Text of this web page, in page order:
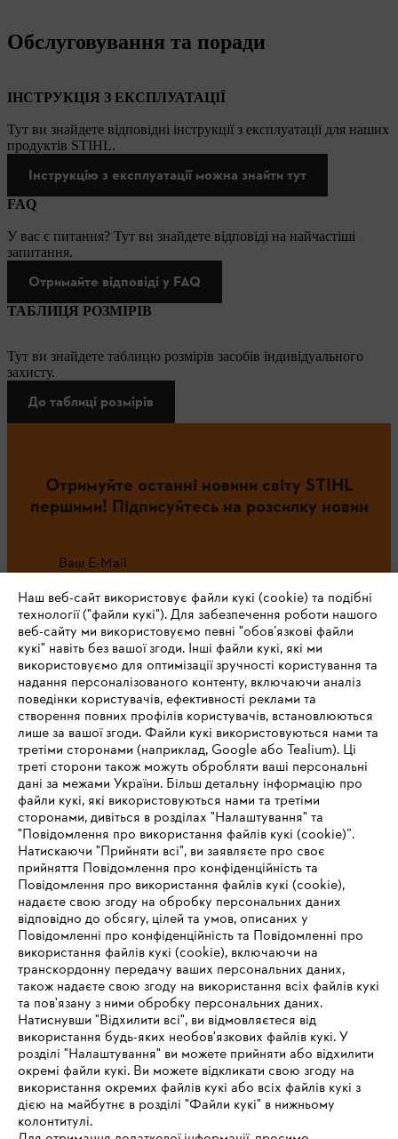
Обслуговування та поради
ІНСТРУКЦІЯ З ЕКСПЛУАТАЦІЇ
Тут ви знайдете відповідні інструкції з експлуатації для наших
продуктів STIHL.
Інструкцію з експлуатації можна знайти тут
FAQ
У вас є питання? Тут ви знайдете відповіді на найчастіші
запитання.
Отримайте відповіді у FAQ
ТАБЛИЦЯ РОЗМІРІВ
Тут ви знайдете таблицю розмірів засобів індивідуального
захисту.
До таблиці розмірів
Отримуйте останні новини світу STIHL
першими! Підписуйтесь на розсилку новин
Ваш E-Mail
Зареєструватись зараз
#STIHL
Про компанію STIHL
Запитання та відповіді
Сервіс
Політика конфіденційності Вихідні дані Cookies
IHR BROWSER WIRD NICHT
UNTERSTÜTZT
Sie nutzen einen Browser, den wir noch nicht unterstützen. Für
Наш веб-сайт використовує файли кукі (cookie) та подібні
технології ("файли кукі"). Для забезпечення роботи нашого
веб-сайту ми використовуємо певні "обов’язкові файли
кукі" навіть без вашої згоди. Інші файли кукі, які ми
використовуємо для оптимізації зручності користування та
надання персоналізованого контенту, включаючи аналіз
поведінки користувачів, ефективності реклами та
створення повних профілів користувачів, встановлюються
лише за вашої згоди. Файли кукі використовуються нами та
третіми сторонами (наприклад, Google або Tealium). Ці
треті сторони також можуть обробляти ваші персональні
дані за межами України. Більш детальну інформацію про
файли кукі, які використовуються нами та третіми
сторонами, дивіться в розділах "Налаштування" та
"Повідомлення про використання файлів кукі (cookie)”.
Натискаючи "Прийняти всі", ви заявляєте про своє
прийняття Повідомлення про конфіденційність та
Повідомлення про використання файлів кукі (cookie),
надаєте свою згоду на обробку персональних даних
відповідно до обсягу, цілей та умов, описаних у
Повідомленні про конфіденційність та Повідомленні про
використання файлів кукі (cookie), включаючи на
транскордонну передачу ваших персональних даних,
також надаєте свою згоду на використання всіх файлів кукі
та пов'язану з ними обробку персональних даних.
Натиснувши "Відхилити всі", ви відмовляєтеся від
використання будь-яких необов'язкових файлів кукі. У
розділі "Налаштування" ви можете прийняти або відхилити
окремі файли кукі. Ви можете відкликати свою згоду на
використання окремих файлів кукі або всіх файлів кукі з
дією на майбутнє в розділі "Файли кукі" в нижньому
колонтитулі.